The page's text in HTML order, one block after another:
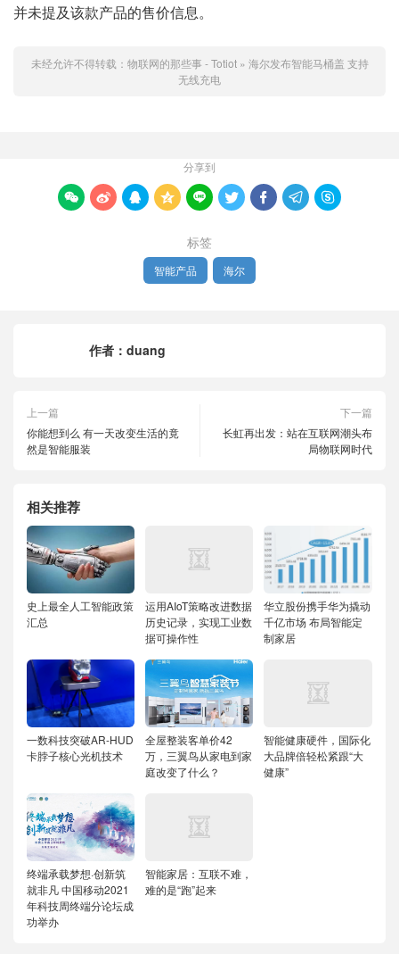
并未提及该款产品的售价信息。
未经允许不得转载： 物联网的那些事 - Totiot» 海尔发布智能马桶盖 支持
无线充电
分享到
        
标签
智能产品 海尔
作者： duang
上一篇
你能想到么 有一天改变生活的竟
然是智能服装
下一篇
长虹再出发：站在互联网潮头布
局物联网时代
相关推荐
史上最全人工智能政策
汇总
运用AIoT策略改进数据
历史记录，实现工业数
据可操作性
华立股份携手华为撬动
千亿市场 布局智能定
制家居
一数科技突破AR-HUD
卡脖子核心光机技术
全屋整装客单价42
万，三翼鸟从家电到家
庭改变了什么？
智能健康硬件，国际化
大品牌倍轻松紧跟“大
健康”
终端承载梦想·创新筑
就非凡 中国移动2021
年科技周终端分论坛成
功举办
智能家居：互联不难，
难的是“跑”起来